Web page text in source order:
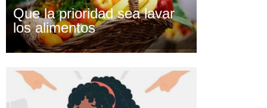
Que la prioridad sea lavar
los alimentos